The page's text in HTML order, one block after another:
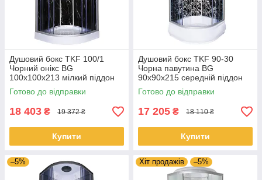
Душовий бокс TKF 100/1
Чорний онікс BG
100x100x213 мілкий піддон
Готово до відправки
18 403 ₴ 19 372 ₴
Купити
Душовий бокс TKF 90-30
Чорна павутина BG
90x90x215 середній піддон
Готово до відправки
17 205 ₴ 18 110 ₴
Купити
–5% Хіт продажів –5%